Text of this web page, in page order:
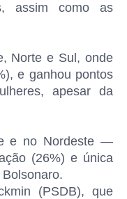
assim como as
Norte e Sul, onde
e ganhou pontos
apesar da
e no Nordeste —
(26%) e única
(PSDB), que